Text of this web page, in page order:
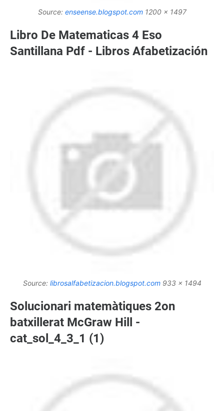
Source: enseense.blogspot.com1200 x 1497
Libro De Matematicas 4 Eso
Santillana Pdf - Libros Afabetización
Source: librosalfabetizacion.blogspot.com933 x 1494
Solucionari matemàtiques 2on
batxillerat McGraw Hill -
cat_sol_4_3_1 (1)